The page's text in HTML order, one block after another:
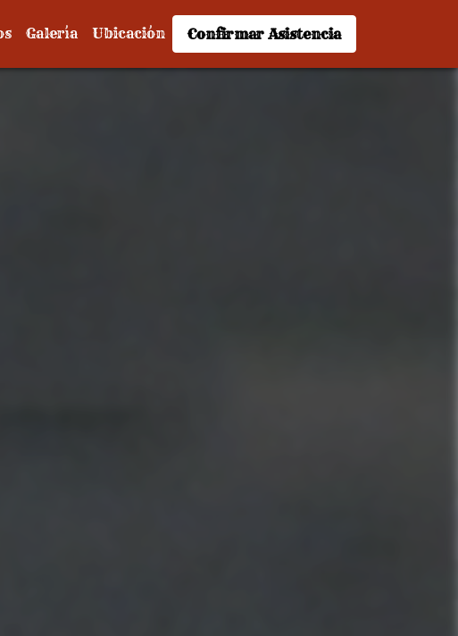
Galería Ubicación Confirmar Asistencia